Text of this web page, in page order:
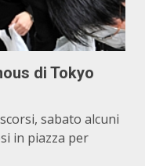
di Tokyo
sabato alcuni
in piazza per